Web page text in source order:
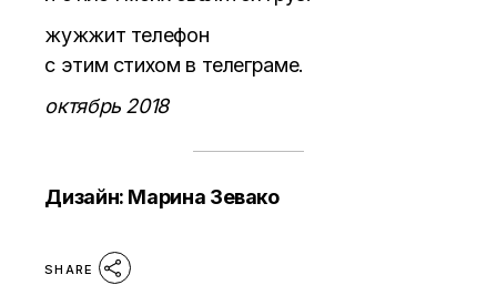
жужжит телефон
с этим стихом в телеграме.
октябрь 2018
Дизайн: Марина Зевако
SHARE